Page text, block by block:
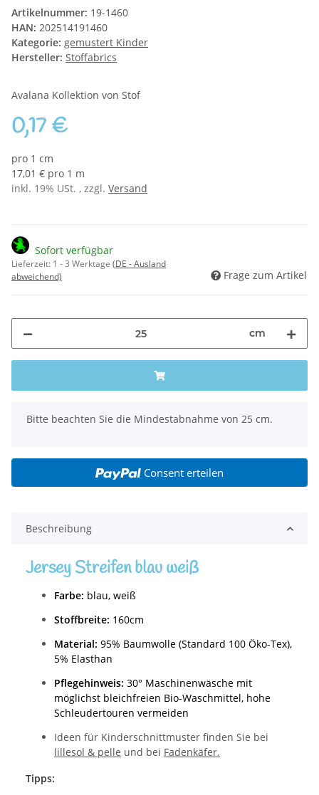
Artikelnummer: 19-1460
HAN: 202514191460
Kategorie: gemustert Kinder
Hersteller: Stoffabrics
Avalana Kollektion von Stof
0,17 €
pro 1 cm
17,01 € pro 1 m
inkl. 19% USt. , zzgl. Versand
Sofort verfügbar
Lieferzeit: 1 - 3 Werktage (DE - Ausland
abweichend)
Frage zum Artikel
cm
x
Bitte beachten Sie die Mindestabnahme von 25 cm.
Consent erteilen
Beschreibung
Jersey Streifen blau weiß
Farbe: blau, weiß
Stoffbreite: 160cm
Material: 95% Baumwolle (Standard 100 Öko-Tex),
5% Elasthan
Pflegehinweis: 30° Maschinenwäsche mit
möglichst bleichfreien Bio-Waschmittel, hohe
Schleudertouren vermeiden
Ideen für Kinderschnittmuster finden Sie bei
lillesol & pelle und bei Fadenkäfer.
Tipps: